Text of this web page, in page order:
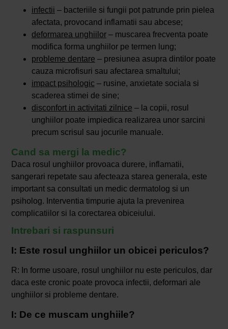
infectii – bacteriile si fungii pot patrunde prin pielea
afectata, provocand inflamatii sau abcese;
deformarea unghiilor– muscarea frecventa poate
modifica forma unghiilor pe termen lung;
probleme dentare – presiunea asupra dintilor poate
cauza microfisuri sau afectarea smaltului;
impact psihologic – rusine, anxietate sociala si
scaderea stimei de sine;
disconfort in activitati zilnice – la copii, rosul
unghiilor poate impiedica realizarea unor sarcini
precum scrisul sau jocurile manuale.
Cand sa mergi la medic?
Daca rosul unghiilor provoaca durere, inflamatii,
sangerari repetate sau afecteaza starea generala, este
important sa consultati un medic dermatolog si un
psiholog. Interventia timpurie ajuta la prevenirea
complicatiilor si la corectarea obiceiului.
Intrebari si raspunsuri
I: Este rosul unghiilor un obicei periculos?
R: In forme usoare, rosul unghiilor nu este periculos, dar
daca este cronic poate provoca infectii, deformari ale
unghiilor si probleme dentare.
I: De ce muscam unghiile?